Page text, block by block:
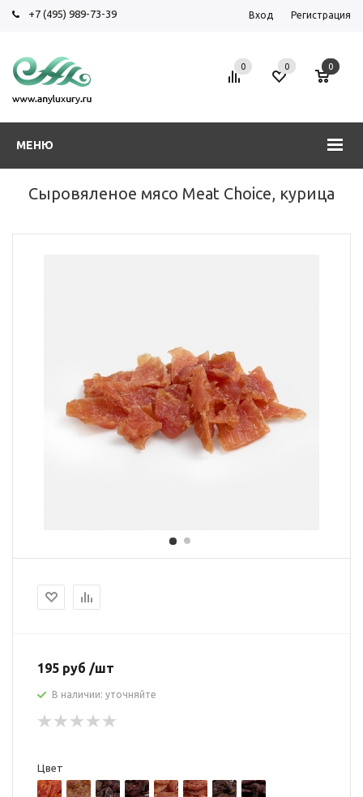
+7 (495) 989-73-39 Вход Регистрация
МЕНЮ
0 0 0
Сыровяленое мясо Meat Choice, курица
195 руб /шт
В наличии: уточняйте
Цвет